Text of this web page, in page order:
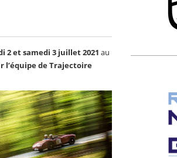
2 et samedi 3 juillet 2021 au
l’équipe de Trajectoire